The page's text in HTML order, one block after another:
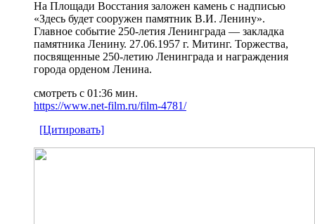
На Площади Восстания заложен камень с надписью
«Здесь будет сооружен памятник В.И. Ленину».
Главное событие 250-летия Ленинграда — закладка
памятника Ленину. 27.06.1957 г. Митинг. Торжества,
посвященные 250-летию Ленинграда и награждения
города орденом Ленина.
смотреть с 01:36 мин.
https://www.net-film.ru/film-4781/
[Цитировать]